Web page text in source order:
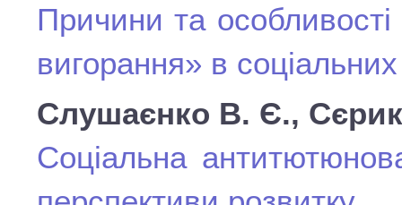
Причини та
вигорання» в соціальних
Слушаєнко В. Є.,
Соціальна